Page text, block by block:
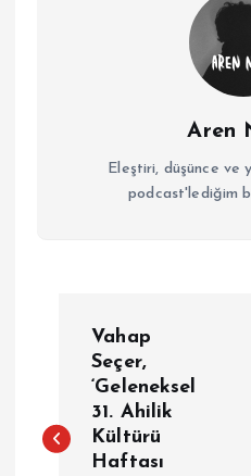
Aren
Eleştiri, düşünce ve
podcast'lediğim
z
Vahap
Seçer,
‘Geleneksel
31. Ahilik
Kültürü
Haftası